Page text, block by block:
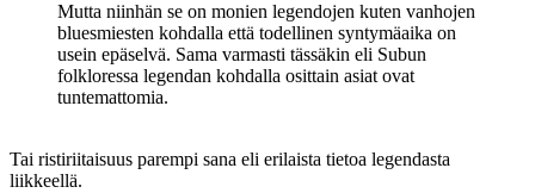
Mutta niinhän se on monien legendojen kuten vanhojen
bluesmiesten kohdalla että todellinen syntymäaika on
usein epäselvä. Sama varmasti tässäkin eli Subun
folkloressa legendan kohdalla osittain asiat ovat
tuntemattomia.
Tai ristiriitaisuus parempi sana eli erilaista tietoa legendasta
liikkeellä.